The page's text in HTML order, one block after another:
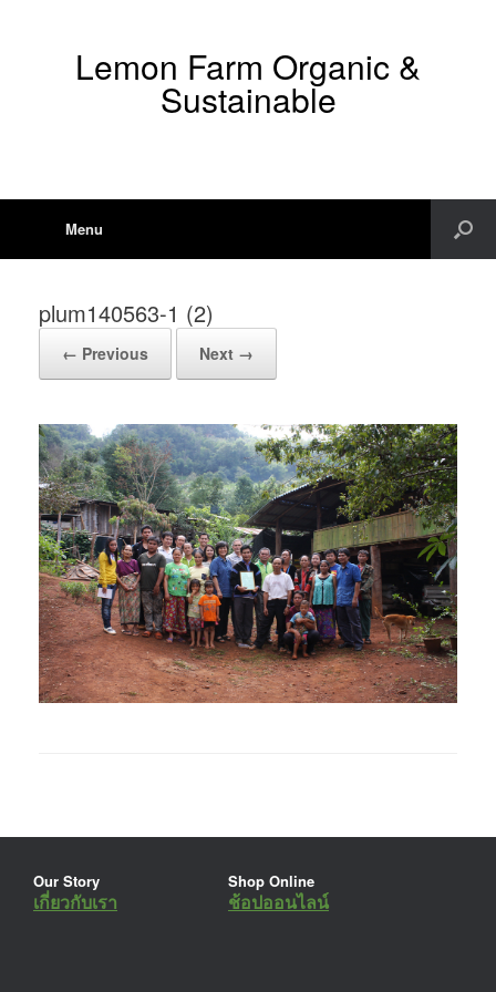
Lemon Farm Organic &
Sustainable
Menu
plum140563-1 (2)
← Previous Next →
Our Story
เกี่ยวกับเรา
Shop Online
ช้อปออนไลน์